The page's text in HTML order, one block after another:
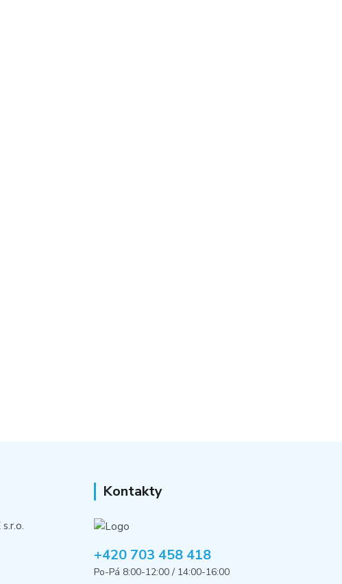
Kontakty
+420 703 458 418
Po-Pá 8:00-12:00 / 14:00-16:00